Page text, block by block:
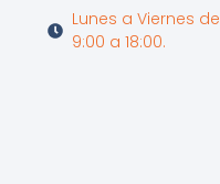
Lunes a Viernes de
9:00 a 18:00.